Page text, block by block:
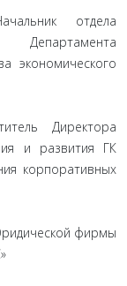
отдела
Департамента
экономического
Директора
и развития ГК
корпоративных
фирмы